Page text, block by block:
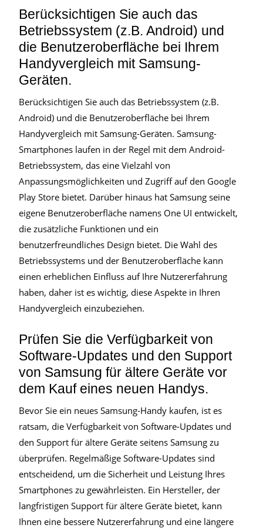
Berücksichtigen Sie auch das
Betriebssystem (z.B. Android) und
die Benutzeroberfläche bei Ihrem
Handyvergleich mit Samsung-
Geräten.
Berücksichtigen Sie auch das Betriebssystem (z.B.
Android) und die Benutzeroberfläche bei Ihrem
Handyvergleich mit Samsung-Geräten. Samsung-
Smartphones laufen in der Regel mit dem Android-
Betriebssystem, das eine Vielzahl von
Anpassungsmöglichkeiten und Zugriff auf den Google
Play Store bietet. Darüber hinaus hat Samsung seine
eigene Benutzeroberfläche namens One UI entwickelt,
die zusätzliche Funktionen und ein
benutzerfreundliches Design bietet. Die Wahl des
Betriebssystems und der Benutzeroberfläche kann
einen erheblichen Einfluss auf Ihre Nutzererfahrung
haben, daher ist es wichtig, diese Aspekte in Ihren
Handyvergleich einzubeziehen.
Prüfen Sie die Verfügbarkeit von
Software-Updates und den Support
von Samsung für ältere Geräte vor
dem Kauf eines neuen Handys.
Bevor Sie ein neues Samsung-Handy kaufen, ist es
ratsam, die Verfügbarkeit von Software-Updates und
den Support für ältere Geräte seitens Samsung zu
überprüfen. Regelmäßige Software-Updates sind
entscheidend, um die Sicherheit und Leistung Ihres
Smartphones zu gewährleisten. Ein Hersteller, der
langfristigen Support für ältere Geräte bietet, kann
Ihnen eine bessere Nutzererfahrung und eine längere